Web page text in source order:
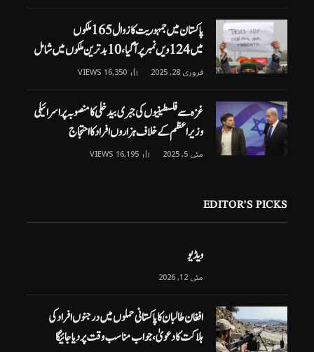
پاکستان میں جمہوریت کا زوال 165 ملکوں
میں 124ویں نمبر پر آگیا، 10 بدترین ملکوں میں شامل
فروری 28, 2025 16,350
VIEWS
غزہ سے فلسطینیوں کی جبری بیدخلی کا منصوبہ پر اسرائیلی
وزیراعظم کے خلاف ہزاروں افراد کا احتجاج
مئی 5, 2025 16,195
VIEWS
EDITOR'S PICKS
ویڈیو
مئی 12, 2026
افغان طالبان کا پاکستانی حملوں میں درجنوں افراد کی
ہلاکت کا دعویٰ، جواب مناسب وقت پر دیا جائیگا